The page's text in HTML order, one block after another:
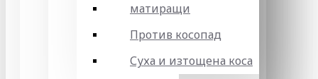
матиращи
Против косопад
Суха и изтощена коса